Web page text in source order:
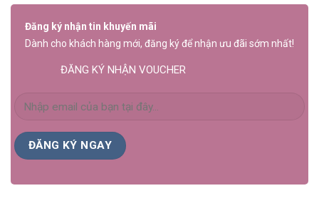
Đăng ký nhận tin khuyến mãi
Dành cho khách hàng mới, đăng ký để nhận ưu đãi sớm nhất!
ĐĂNG KÝ NHẬN VOUCHER